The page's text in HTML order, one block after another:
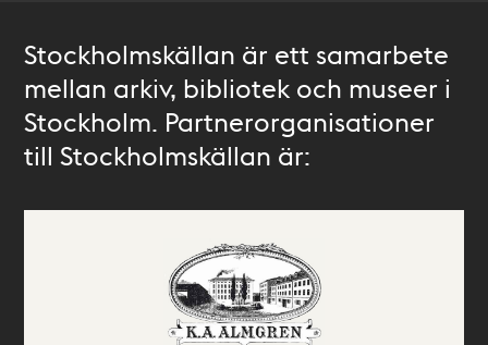
Stockholmskällan är ett samarbete
mellan arkiv, bibliotek och museer i
Stockholm. Partnerorganisationer
till Stockholmskällan är: